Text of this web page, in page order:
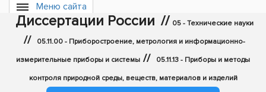
Меню сайта
Диссертации России // 05 - Технические науки
// 05.11.00 - Приборостроение, метрология и информационно-
измерительные приборы и системы // 05.11.13 - Приборы и методы
контроля природной среды, веществ, материалов и изделий